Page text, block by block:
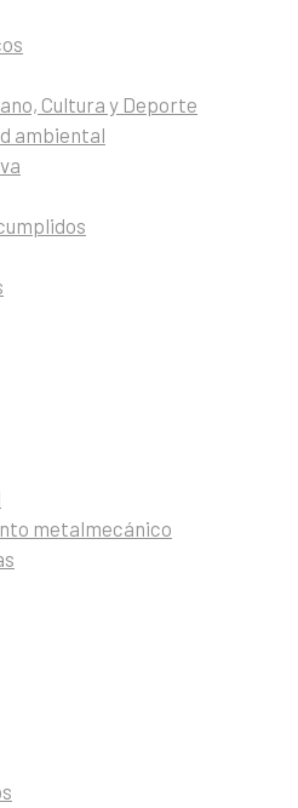
Cultura y Deporte
ambiental
metalmecánico